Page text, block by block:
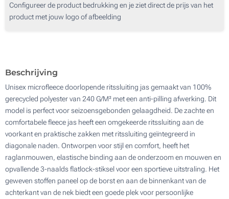
Bedrukte patch met geborduurde omtrek (Op de borst)
Zonder opdruk
Configureer de product bedrukking en je ziet direct de prijs van het
product met jouw logo of afbeelding
Beschrijving
Unisex microfleece doorlopende ritssluiting jas gemaakt van 100%
gerecycled polyester van 240 G/M² met een anti-pilling afwerking. Dit
model is perfect voor seizoensgebonden gelaagdheid. De zachte en
comfortabele fleece jas heeft een omgekeerde ritssluiting aan de
voorkant en praktische zakken met ritssluiting geïntegreerd in
diagonale naden. Ontworpen voor stijl en comfort, heeft het
raglanmouwen, elastische binding aan de onderzoom en mouwen en
opvallende 3-naalds flatlock-stiksel voor een sportieve uitstraling. Het
geweven stoffen paneel op de borst en aan de binnenkant van de
achterkant van de nek biedt een goede plek voor persoonlijke